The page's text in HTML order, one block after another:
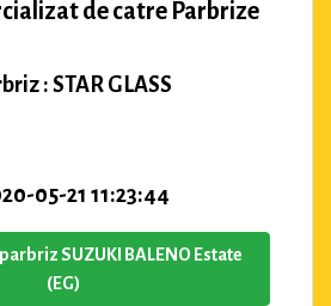
de catre Parbrize
: STAR GLASS
05-21 11:23:44
SUZUKI BALENO Estate
(EG)